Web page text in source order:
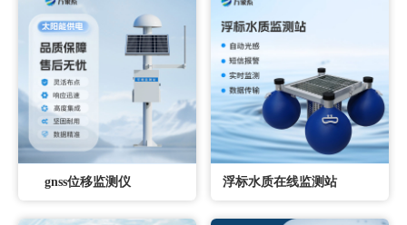
gnss位移监测仪 浮标水质在线监测站